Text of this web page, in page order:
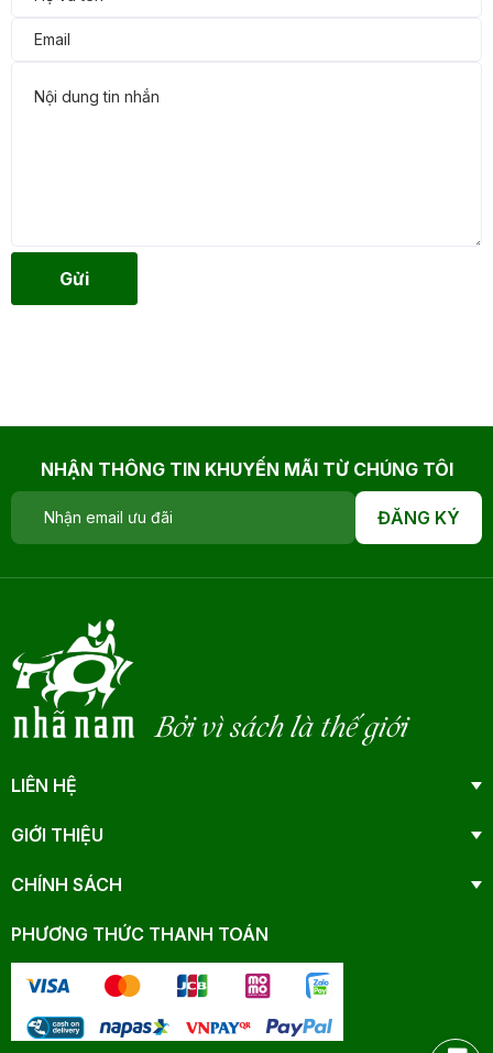
Gửi
NHẬN THÔNG TIN KHUYẾN MÃI TỪ CHÚNG TÔI
ĐĂNG KÝ
Bởi vì sách là thế giới
LIÊN HỆ
GIỚI THIỆU
CHÍNH SÁCH
PHƯƠNG THỨC THANH TOÁN